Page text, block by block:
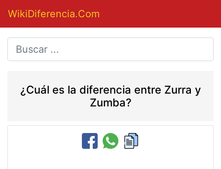
WikiDiferencia.Com
¿Cuál es la diferencia entre Zurra y
Zumba?